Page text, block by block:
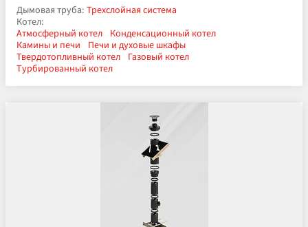
Дымовая труба: Трехслойная система
Котел:
Атмосферный котел Конденсационный котел
Камины и печи
Печи и духовые шкафы
Твердотопливный котел Газовый котел
Турбированный котел